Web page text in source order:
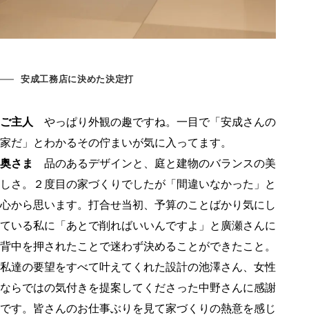
安成工務店に決めた決定打
ご主人
やっぱり外観の趣ですね。一目で「安成さんの
家だ」とわかるその佇まいが気に入ってます。
奥さま
品のあるデザインと、庭と建物のバランスの美
しさ。２度目の家づくりでしたが「間違いなかった」と
心から思います。打合せ当初、予算のことばかり気にし
ている私に「あとで削ればいいんですよ」と廣瀬さんに
背中を押されたことで迷わず決めることができたこと。
私達の要望をすべて叶えてくれた設計の池澤さん、女性
ならではの気付きを提案してくださった中野さんに感謝
です。皆さんのお仕事ぶりを見て家づくりの熱意を感じ